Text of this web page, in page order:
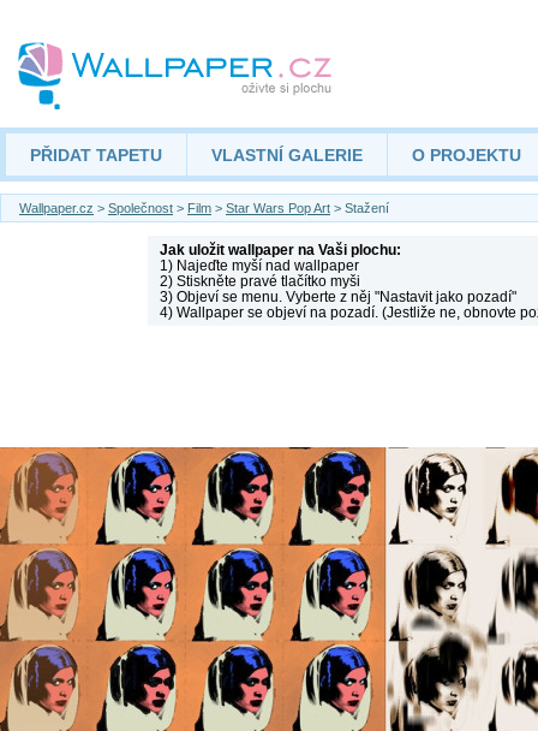
PŘIDAT TAPETU VLASTNÍ GALERIE O PROJEKTU
Wallpaper.cz > Společnost > Film > Star Wars Pop Art > Stažení
Jak uložit wallpaper na Vaši plochu:
1) Najeďte myší nad wallpaper
2) Stiskněte pravé tlačítko myši
3) Objeví se menu. Vyberte z něj "Nastavit jako pozadí"
4) Wallpaper se objeví na pozadí. (Jestliže ne, obnovte